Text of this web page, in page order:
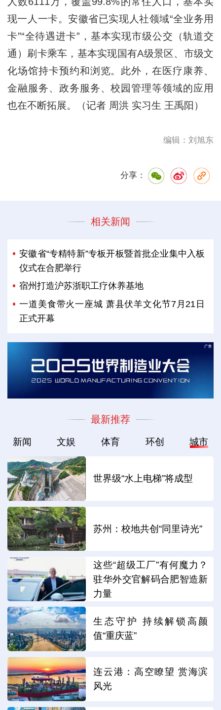
现一人一卡。安徽省已实现人社领域“全业务用
卡”“全待遇进卡”，基本实现市级公交（轨道交
通）刷卡乘车，基本实现国有A级景区、市级文
化场馆持卡预约和浏览。此外，在医疗康养、
金融服务、政务服务、校园管理等领域的应用
也在不断拓展。（记者 周洪 实习生 王禹阳）
编辑：刘旭东
分享：
相关新闻
安徽省“专精特新”专板开板暨首批企业集中入板
仪式在合肥举行
宿州打造沪苏浙职工疗休养基地
一道美食带火一座城 萧县伏羊文化节7月21日
正式开幕
最新推荐
新闻 文娱 体育 环创 城市
世界级“水上电梯”将成型
苏州：校地共创“同里诗光”
这些“超级工厂”有何魔力？
驻华外交官解码合肥智造新
力量
生态守护 持续解锁高颜
值“重庆蓝”
连云港：高空瞭望 赏海滨
风光